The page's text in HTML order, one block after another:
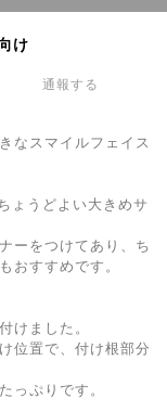
け
通報する
なスマイルフェイス
ょうどよい大きめサ
ーをつけてあり、ち
おすすめです。
けました。
位置で、付け根部分
っぷりです。